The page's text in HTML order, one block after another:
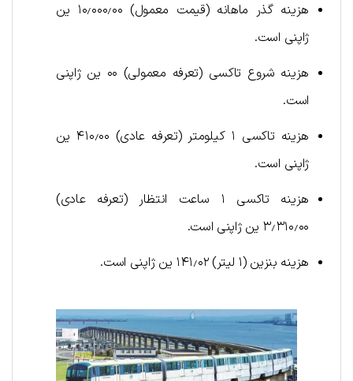
هزینه گذر ماهانه (قیمت معمول) ۱۰٫۰۰۰٫۰۰ ین
ژاپنی است.
هزینه شروع تاکسی (تعرفه معمولی) ۰۰ ین ژاپنی
است.
هزینه تاکسی ۱ کیلومتر (تعرفه عادی) ۴۱۰٫۰۰ ین
ژاپنی است.
هزینه تاکسی ۱ ساعت انتظار (تعرفه عادی)
۳٫۳۱۰٫۰۰ ین ژاپنی است.
هزینه بنزین (۱ لیتر) ۱۴۱٫۰۲ ین ژاپنی است.